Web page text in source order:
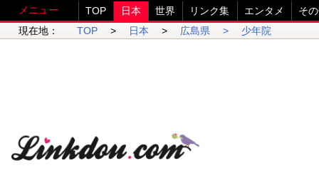
メニュー TOP 日本 世界 リンク集 エンタメ
そ
現在地：
TOP > 日本 > 広島県 > 少年院